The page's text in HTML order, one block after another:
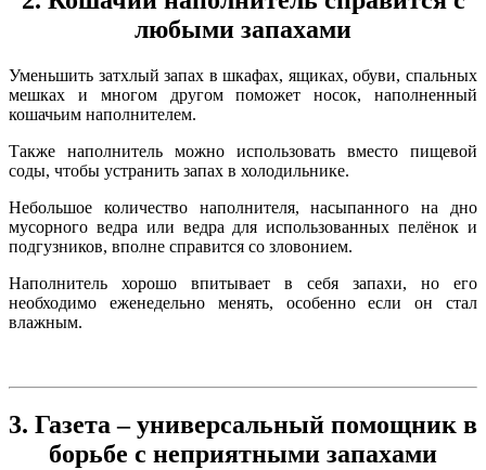
любыми запахами
Уменьшить затхлый запах в шкафах, ящиках, обуви, спальных
мешках и многом другом поможет носок, наполненный
кошачьим наполнителем.
Также наполнитель можно использовать вместо пищевой
соды, чтобы устранить запах в холодильнике.
Небольшое количество наполнителя, насыпанного на дно
мусорного ведра или ведра для использованных пелёнок и
подгузников, вполне справится со зловонием.
Наполнитель хорошо впитывает в себя запахи, но его
необходимо еженедельно менять, особенно если он стал
влажным.
3. Газета – универсальный помощник в
борьбе с неприятными запахами